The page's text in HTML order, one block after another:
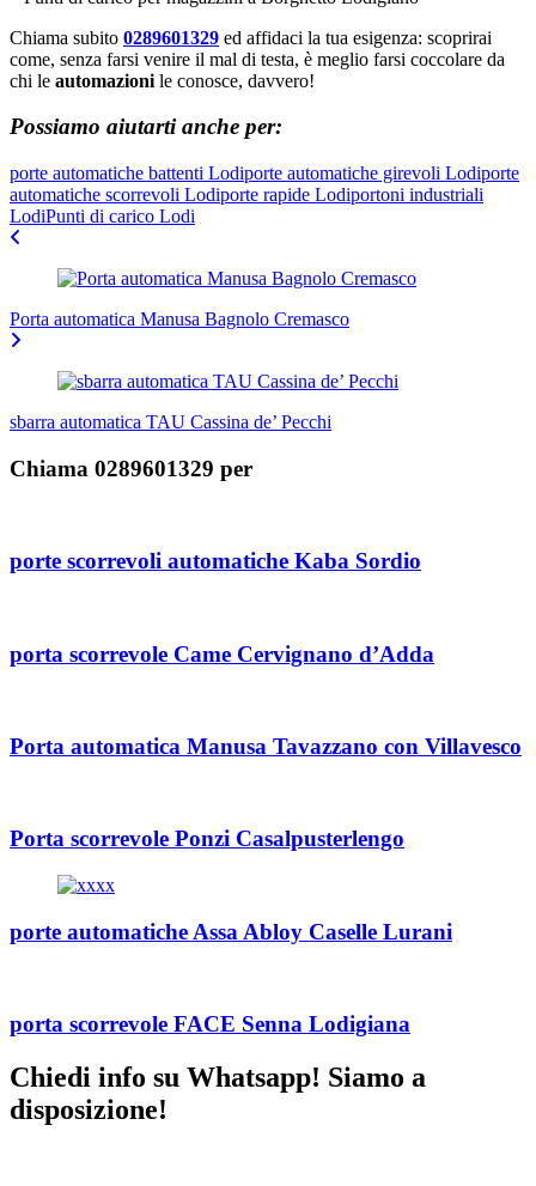
Chiama subito 0289601329 ed affidaci la tua esigenza: scoprirai
come, senza farsi venire il mal di testa, è meglio farsi coccolare da
chi le automazioni le conosce, davvero!
Possiamo aiutarti anche per:
porte automatiche battenti Lodiporte automatiche girevoli Lodiporte
automatiche scorrevoli Lodiporte rapide Lodiportoni industriali
LodiPunti di carico Lodi
Navigazione
articoli
Porta automatica Manusa Bagnolo Cremasco
sbarra automatica TAU Cassina de’ Pecchi
Chiama 0289601329 per
porte scorrevoli automatiche Kaba Sordio
porta scorrevole Came Cervignano d’Adda
Porta automatica Manusa Tavazzano con Villavesco
Porta scorrevole Ponzi Casalpusterlengo
porte automatiche Assa Abloy Caselle Lurani
porta scorrevole FACE Senna Lodigiana
Chiedi info su Whatsapp! Siamo a
disposizione!